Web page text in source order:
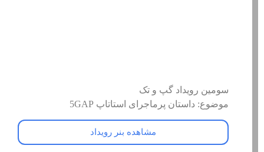
سومین رویداد گپ و تک
موضوع: داستان پرماجرای استاتاپ 5GAP
مشاهده بنر رویداد